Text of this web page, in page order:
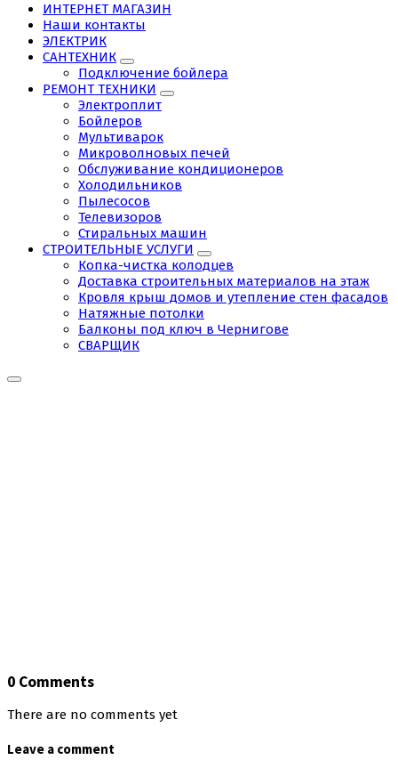
ИНТЕРНЕТ МАГАЗИН
Наши контакты
ЭЛЕКТРИК
САНТЕХНИК
Подключение бойлера
РЕМОНТ ТЕХНИКИ
Электроплит
Бойлеров
Мультиварок
Микроволновых печей
Обслуживание кондиционеров
Холодильников
Пылесосов
Телевизоров
Стиральных машин
СТРОИТЕЛЬНЫЕ УСЛУГИ
Копка-чистка колодцев
Доставка строительных материалов на этаж
Кровля крыш домов и утепление стен фасадов
Натяжные потолки
Балконы под ключ в Чернигове
СВАРЩИК
0 Comments
There are no comments yet
Leave a comment